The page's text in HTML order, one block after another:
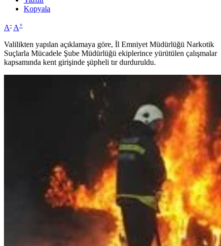
Kopyala
A- A+
Valilikten yapılan açıklamaya göre, İl Emniyet Müdürlüğü Narkotik
Suçlarla Mücadele Şube Müdürlüğü ekiplerince yürütülen çalışmalar
kapsamında kent girişinde şüpheli tır durduruldu.